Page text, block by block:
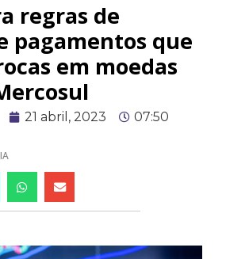
regras de
pagamentos que
em moedas
21 abril, 2023 07:50